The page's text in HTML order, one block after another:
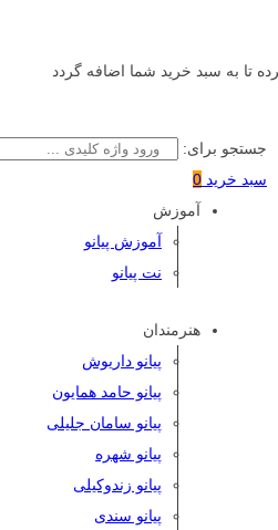
تا به سبد خرید شما اضافه گردد
جستجو برای:
سبد خرید 0
آموزش
آموزش پیانو
نت پیانو
هنرمندان
پیانو داریوش
پیانو حامد همایون
پیانو سامان جلیلی
پیانو شهره
پیانو زندوکیلی
پیانو سندی